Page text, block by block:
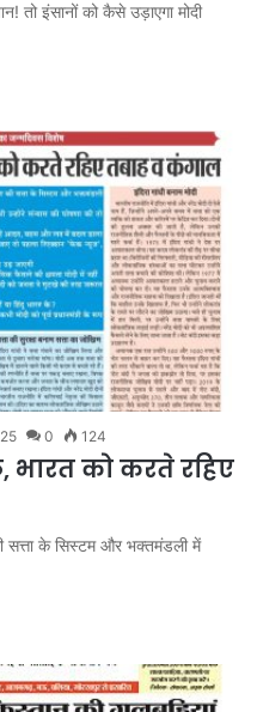
तो इंसानों को कैसे उड़ाएगा मोदी
0 124
भारत को करते रहिए
सत्ता के सिस्टम और भक्तमंडली में